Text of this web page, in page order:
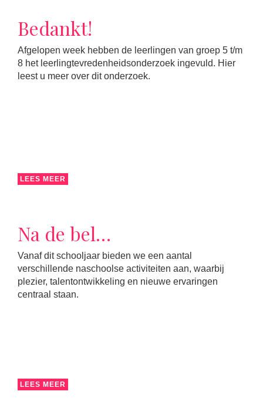
Bedankt!
Afgelopen week hebben de leerlingen van groep 5 t/m
8 het leerlingtevredenheidsonderzoek ingevuld. Hier
leest u meer over dit onderzoek.
LEES MEER
Na de bel…
Vanaf dit schooljaar bieden we een aantal
verschillende naschoolse activiteiten aan, waarbij
plezier, talentontwikkeling en nieuwe ervaringen
centraal staan.
LEES MEER